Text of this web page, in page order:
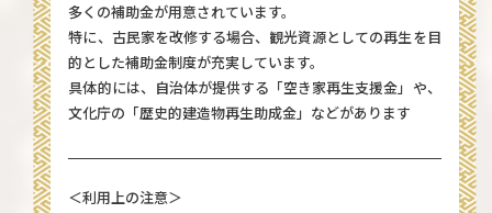
多くの補助金が用意されています。
特に、古民家を改修する場合、観光資源としての再生を目
的とした補助金制度が充実しています。
具体的には、自治体が提供する「空き家再生支援金」や、
文化庁の「歴史的建造物再生助成金」などがあります
＜利用上の注意＞